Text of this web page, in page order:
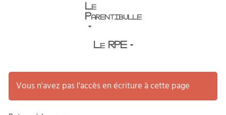
Le
Parentibulle
Le RPE
Vous n'avez pas l'accès en écriture à cette page